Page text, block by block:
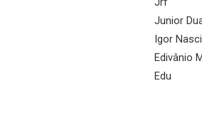
Junior
Igor
Edivânio
Edu